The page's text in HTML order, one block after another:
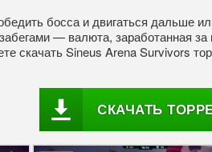
босса и двигаться дальше
— валюта, заработанная
скачать Sineus Arena Survivors
СКАЧАТЬ